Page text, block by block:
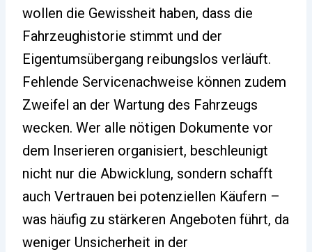
wollen die Gewissheit haben, dass die
Fahrzeughistorie stimmt und der
Eigentumsübergang reibungslos verläuft.
Fehlende Servicenachweise können zudem
Zweifel an der Wartung des Fahrzeugs
wecken. Wer alle nötigen Dokumente vor
dem Inserieren organisiert, beschleunigt
nicht nur die Abwicklung, sondern schafft
auch Vertrauen bei potenziellen Käufern –
was häufig zu stärkeren Angeboten führt, da
weniger Unsicherheit in der